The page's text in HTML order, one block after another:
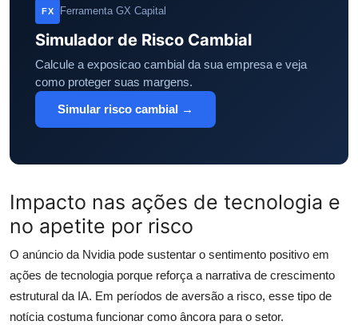
FX Ferramenta GX Capital
Simulador de Risco Cambial
Calcule a exposicao cambial da sua empresa e veja
como proteger suas margens.
Simular risco cambial →
Impacto nas ações de tecnologia e
no apetite por risco
O anúncio da Nvidia pode sustentar o sentimento positivo em
ações de tecnologia porque reforça a narrativa de crescimento
estrutural da IA. Em períodos de aversão a risco, esse tipo de
notícia costuma funcionar como âncora para o setor.